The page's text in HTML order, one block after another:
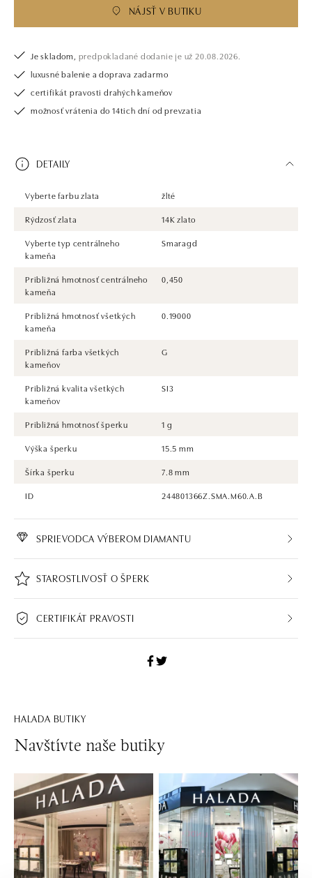
NÁJSŤ V BUTIKU
Je skladom, predpokladané dodanie je už 20.08.2026.
luxusné balenie a doprava zadarmo
certifikát pravosti drahých kameňov
možnosť vrátenia do 14tich dní od prevzatia
DETAILY
Vyberte farbu zlata
žlté
Rýdzosť zlata
14K zlato
Vyberte typ centrálneho
kameňa
Smaragd
Približná hmotnosť centrálneho
kameňa
0,450
Približná hmotnosť všetkých
kameňa
0.19000
Približná farba všetkých
kameňov
G
Približná kvalita všetkých
kameňov
SI3
Približná hmotnosť šperku
1 g
Výška šperku
15.5 mm
Šírka šperku
7.8 mm
ID
244801366Z.SMA.M60.A.B
SPRIEVODCA VÝBEROM DIAMANTU
STAROSTLIVOSŤ O ŠPERK
CERTIFIKÁT PRAVOSTI
HALADA BUTIKY
Navštívte naše butiky